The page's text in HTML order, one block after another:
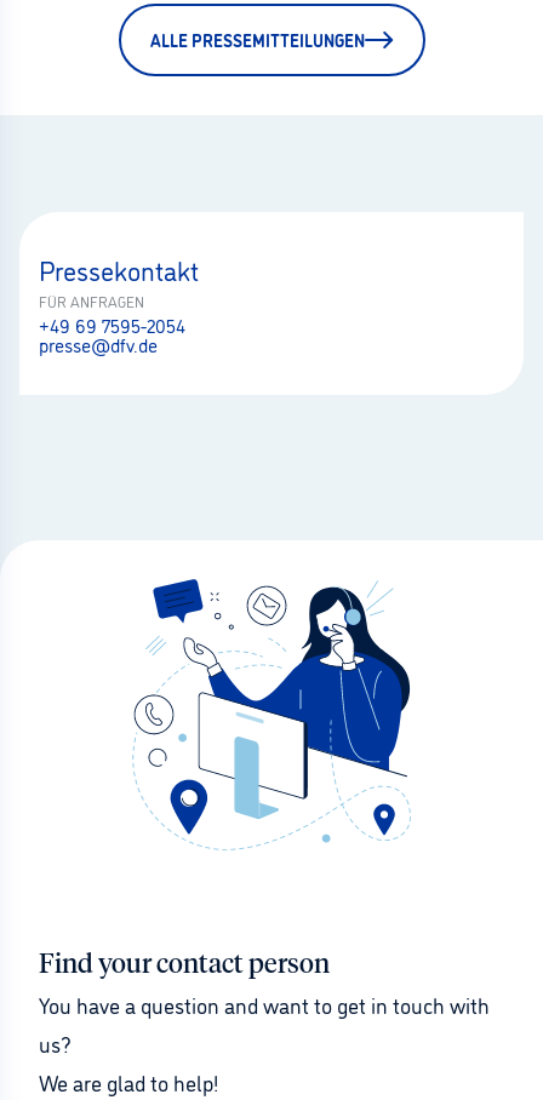
ALLE PRESSEMITTEILUNGEN
Pressekontakt
FÜR ANFRAGEN
+49 69 7595-2054
presse@dfv.de
Find your contact person
You have a question and want to get in touch with
us?
We are glad to help!